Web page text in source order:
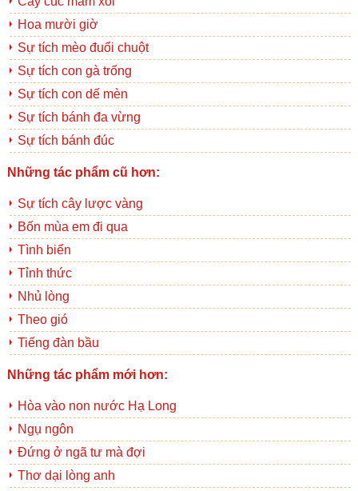
Hoa mười giờ
Sự tích mèo đuổi chuột
Sự tích con gà trống
Sự tích con dế mèn
Sự tích bánh đa vừng
Sự tích bánh đúc
Những tác phẩm cũ hơn:
Sự tích cây lược vàng
Bốn mùa em đi qua
Tình biển
Tỉnh thức
Nhủ lòng
Theo gió
Tiếng đàn bầu
Những tác phẩm mới hơn:
Hòa vào non nước Hạ Long
Ngụ ngôn
Đứng ở ngã tư mà đợi
Thơ dại lòng anh